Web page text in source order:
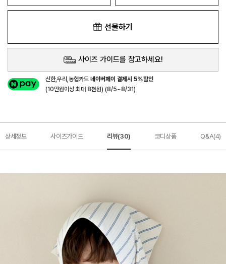
선물하기
사이즈 가이드를 참고하세요!
신한,우리,농협카드네이버페이 결제시 5%할인
(10만원이상 최대 8천원) (8/5~8/31)
상세정보 사이즈가이드 리뷰(30) 코디상품 Q&A(4)